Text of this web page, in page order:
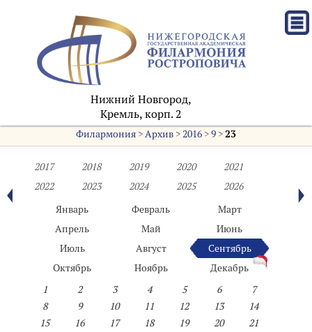
Нижний Новгород,
Кремль, корп. 2
Филармония>Архив>2016>9>23
2017 2018 2019 2020
2021
2022
2023 2024 2025
2026
Январь
Февраль
Март
Апрель
Май
Июнь
Июль
Август
Сентябрь
Октябрь
Ноябрь
Декабрь
1
2 3 4 5 6
7
8
9 10 11 12 13
14
15
16 17 18 19 20
21